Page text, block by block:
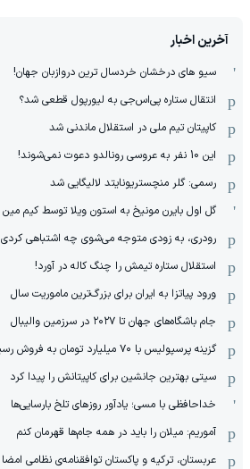
آخرین اخبار
سیو های درخشان خردسال ترین دروازبان جهان!
انتقال ستاره پی‌اس‌جی به لیورپول قطعی شد؟
کاپیتان تیم ملی در استقلال ماندنی شد
این 10 نفر به عروسی رونالدو دعوت نمی‌شوند!
رسمی: گلر منچستریونایتد لالیگایی شد
گل اول بایرن مونیخ به استون ویلا توسط کیم مین
رودری، به زودی متوجه می‌شوی چه اشتباهی
استقلال ستاره تیمش را چنگ کاله در آورد!
ورود پیاتزا به ایران برای بزرگ‌ترین ماموریت سال
جام باشگاه‌های جهان تا ۲۰۲۷ در سرزمین والیبال
گزینه پرسپولیس با ۷۰ میلیارد تومان به فروش رسید
سیتی بهترین جانشین برای کاپیتانش را پیدا کرد
خداحافظی با مسی؛ یادآور روزهای تلخ بارسایی‌ها
آموریم: میلان را باید در همه جام‌ها قهرمان کنم
عربستان، ترکیه و پاکستان توافقنامه‌ی نظامی